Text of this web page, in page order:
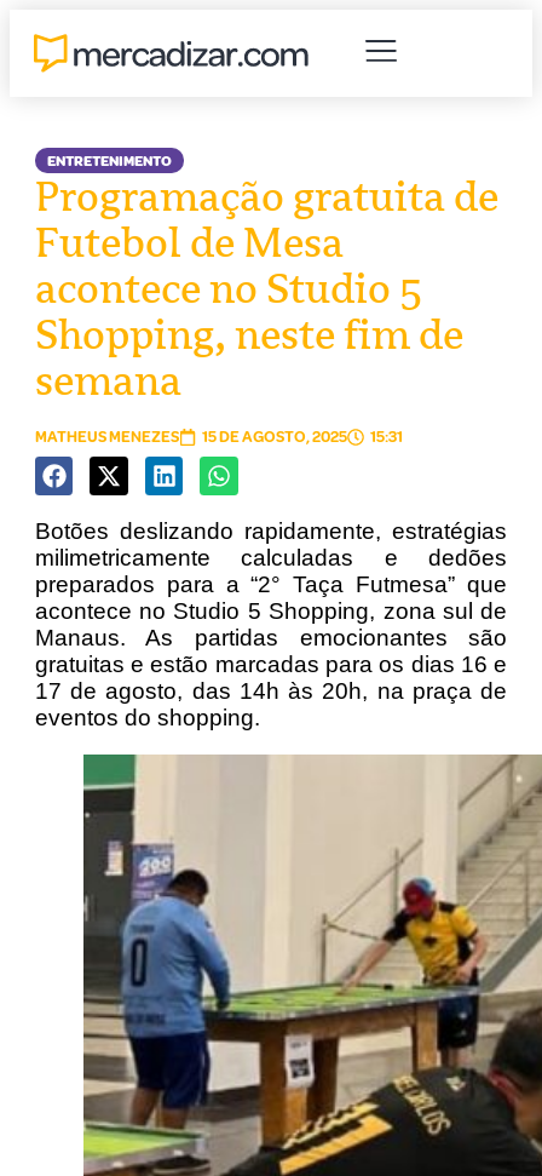
ENTRETENIMENTO
Programação gratuita de
Futebol de Mesa
acontece no Studio 5
Shopping, neste fim de
semana
MATHEUS MENEZES 15 DE AGOSTO, 2025 15:31
Botões deslizando rapidamente, estratégias
milimetricamente calculadas e dedões
preparados para a “2° Taça Futmesa” que
acontece no Studio 5 Shopping, zona sul de
Manaus. As partidas emocionantes são
gratuitas e estão marcadas para os dias 16 e
17 de agosto, das 14h às 20h, na praça de
eventos do shopping.